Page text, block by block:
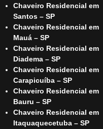
Chaveiro Residencial em
Santos – SP
Chaveiro Residencial em
Mauá – SP
Chaveiro Residencial em
Diadema – SP
Chaveiro Residencial em
Carapicuíba – SP
Chaveiro Residencial em
Bauru – SP
Chaveiro Residencial em
Itaquaquecetuba – SP